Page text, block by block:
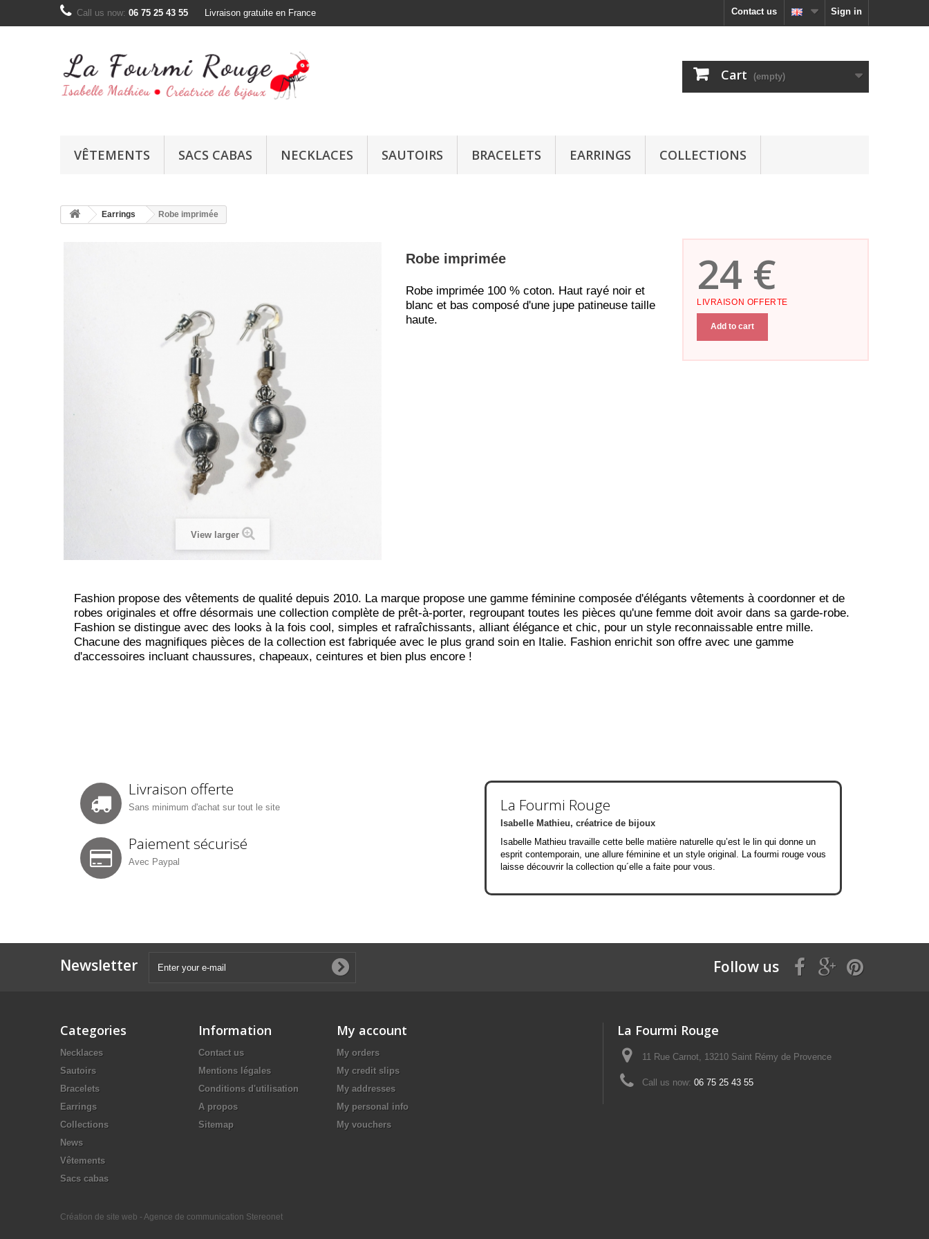
Sign in
Contact us
Call us now: 06 75 25 43 55 Livraison gratuite en France
Cart (empty)
VÊTEMENTS SACS CABAS NECKLACES SAUTOIRS BRACELETS EARRINGS COLLECTIONS
Earrings Robe imprimée
View larger
Robe imprimée
Robe imprimée 100 % coton. Haut rayé noir et
blanc et bas composé d'une jupe patineuse taille
haute.
24 €
LIVRAISON OFFERTE
Add to cart
Fashion propose des vêtements de qualité depuis 2010. La marque propose une gamme féminine composée d'élégants vêtements à coordonner et de
robes originales et offre désormais une collection complète de prêt-à-porter, regroupant toutes les pièces qu'une femme doit avoir dans sa garde-robe.
Fashion se distingue avec des looks à la fois cool, simples et rafraîchissants, alliant élégance et chic, pour un style reconnaissable entre mille.
Chacune des magnifiques pièces de la collection est fabriquée avec le plus grand soin en Italie. Fashion enrichit son offre avec une gamme
d'accessoires incluant chaussures, chapeaux, ceintures et bien plus encore !
Livraison offerte
Sans minimum d'achat sur tout le site
Paiement sécurisé
Avec Paypal
La Fourmi Rouge
Isabelle Mathieu, créatrice de bijoux
Isabelle Mathieu travaille cette belle matière naturelle qu’est le lin qui donne un
esprit contemporain, une allure féminine et un style original. La fourmi rouge vous
laisse découvrir la collection qu´elle a faite pour vous.
Newsletter Follow us
Categories
Necklaces
Sautoirs
Bracelets
Earrings
Collections
News
Vêtements
Sacs cabas
Information
Contact us
Mentions légales
Conditions d'utilisation
A propos
Sitemap
My account
My orders
My credit slips
My addresses
My personal info
My vouchers
La Fourmi Rouge
11 Rue Carnot, 13210 Saint Rémy de Provence
Call us now: 06 75 25 43 55
Création de site web - Agence de communication Stereonet